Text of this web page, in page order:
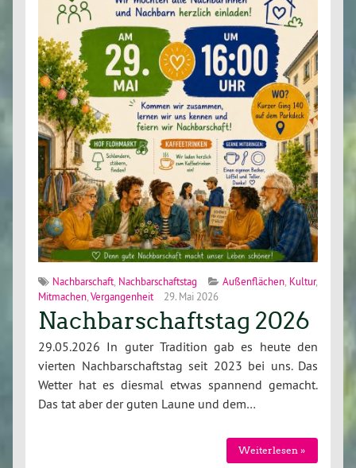
Nachbarschaft Nachbarschaftstag Außenflächen Kultur,
Mitmachen Vergangenheit 29. Mai 2026
Nachbarschaftstag 2026
29.05.2026 In guter Tradition gab es heute den
vierten Nachbarschaftstag seit 2023 bei uns. Das
Wetter hat es diesmal etwas spannend gemacht.
Das tat aber der guten Laune und dem…
Weiterlesen »